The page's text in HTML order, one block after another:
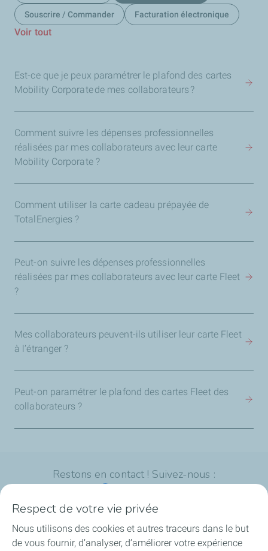
Souscrire / Commander Facturation électronique
Voir tout
Est-ce que je peux paramétrer le plafond des cartes
Mobility Corporate de mes collaborateurs ?
Comment suivre les dépenses professionnelles
réalisées par mes collaborateurs avec leur carte
Mobility Corporate ?
Comment utiliser la carte cadeau prépayée de
TotalEnergies ?
Peut-on suivre les dépenses professionnelles
réalisées par mes collaborateurs avec leur carte Fleet
?
Mes collaborateurs peuvent-ils utiliser leur carte Fleet
à l’étranger ?
Peut-on paramétrer le plafond des cartes Fleet des
collaborateurs ?
Restons en contact ! Suivez-nous :
L'offre Mobility Business de TotalEnergies
Respect de votre vie privée
Nous utilisons des cookies et autres traceurs dans le but
de vous fournir, d’analyser, d’améliorer votre expérience